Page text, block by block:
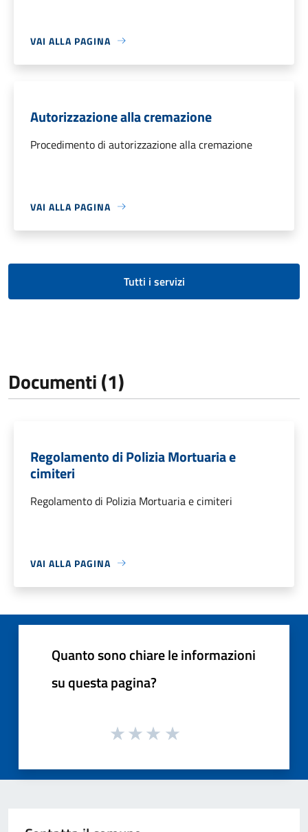
VAI ALLA PAGINA
Autorizzazione alla cremazione
Procedimento di autorizzazione alla cremazione
VAI ALLA PAGINA
Tutti i servizi
Documenti (1)
Regolamento di Polizia Mortuaria e
cimiteri
Regolamento di Polizia Mortuaria e cimiteri
VAI ALLA PAGINA
Quanto sono chiare le informazioni
su questa pagina?